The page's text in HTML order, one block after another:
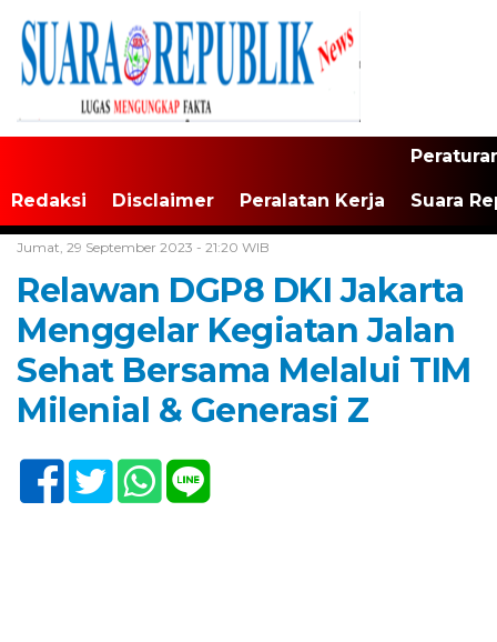
Redaksi Disclaimer Peralatan Kerja Suara
Jumat, 29 September 2023 - 21:20 WIB
Relawan DGP8 DKI Jakarta
Menggelar Kegiatan Jalan
Sehat Bersama Melalui TIM
Milenial & Generasi Z